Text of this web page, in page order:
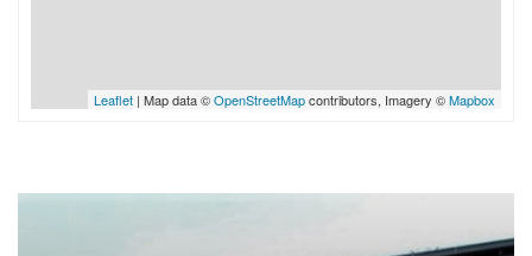
Leaflet | Map data ©OpenStreetMapcontributors, Imagery ©Mapbox